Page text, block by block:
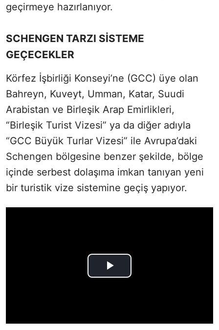
geçirmeye hazırlanıyor.
SCHENGEN TARZI SİSTEME
GEÇECEKLER
Körfez İşbirliği Konseyi’ne (GCC) üye olan
Bahreyn, Kuveyt, Umman, Katar, Suudi
Arabistan ve Birleşik Arap Emirlikleri,
“Birleşik Turist Vizesi” ya da diğer adıyla
“GCC Büyük Turlar Vizesi” ile Avrupa’daki
Schengen bölgesine benzer şekilde, bölge
içinde serbest dolaşıma imkan tanıyan yeni
bir turistik vize sistemine geçiş yapıyor.